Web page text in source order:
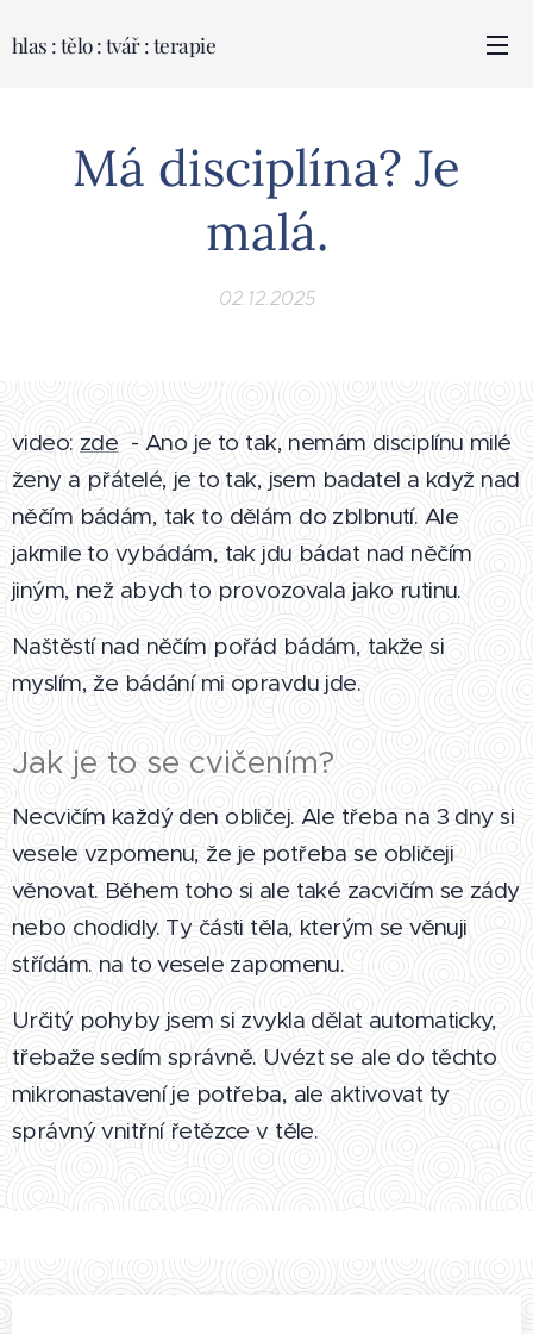
hlas : tělo : tvář : terapie
Má disciplína? Je
malá.
02.12.2025
video: zde - Ano je to tak, nemám disciplínu milé
ženy a přátelé, je to tak, jsem badatel a když nad
něčím bádám, tak to dělám do zblbnutí. Ale
jakmile to vybádám, tak jdu bádat nad něčím
jiným, než abych to provozovala jako rutinu.
Naštěstí nad něčím pořád bádám, takže si
myslím, že bádání mi opravdu jde.
Jak je to se cvičením?
Necvičím každý den obličej. Ale třeba na 3 dny si
vesele vzpomenu, že je potřeba se obličeji
věnovat. Během toho si ale také zacvičím se zády
nebo chodidly. Ty části těla, kterým se věnuji
střídám. na to vesele zapomenu.
Určitý pohyby jsem si zvykla dělat automaticky,
třebaže sedím správně. Uvézt se ale do těchto
mikronastavení je potřeba, ale aktivovat ty
správný vnitřní řetězce v těle.